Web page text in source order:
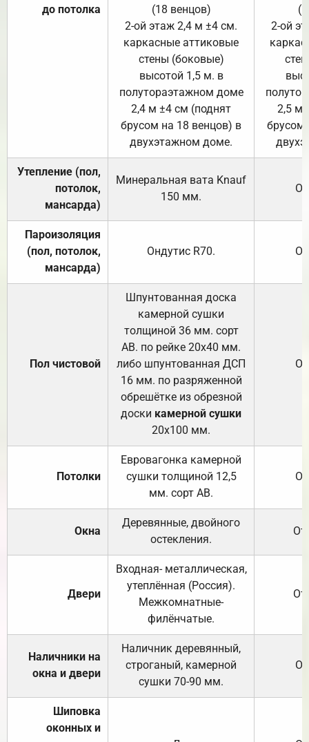
до потолка
(18 венцов)
2-ой этаж 2,4 м ±4 см.
каркасные аттиковые
стены (боковые)
высотой 1,5 м. в
полутораэтажном доме
2,4 м ±4 см (поднят
брусом на 18 венцов) в
двухэтажном доме.
2-ой
2,5 м
брусом
Утепление (пол,
потолок,
мансарда)
Минеральная вата Knauf
150 мм.
Пароизоляция
(пол, потолок,
мансарда)
Ондутис R70.
Пол чистовой
Шпунтованная доска
камерной сушки
толщиной 36 мм. сорт
АВ. по рейке 20х40 мм.
либо шпунтованная ДСП
16 мм. по разряженной
обрешётке из обрезной
доски камерной сушки
20х100 мм.
Потолки
Евровагонка камерной
сушки толщиной 12,5
мм. сорт АВ.
Окна
Деревянные, двойного
остекления.
Двери
Входная- металлическая,
утеплённая (Россия).
Межкомнатные-
филёнчатые.
Наличники на
окна и двери
Наличник деревянный,
строганый, камерной
сушки 70-90 мм.
Шиповка
оконных и